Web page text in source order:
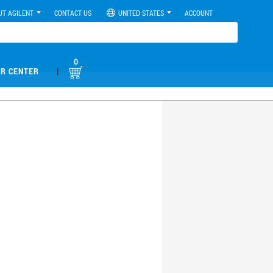
AGILENT CONTACT US UNITED STATES ACCOUNT
CENTER |
0